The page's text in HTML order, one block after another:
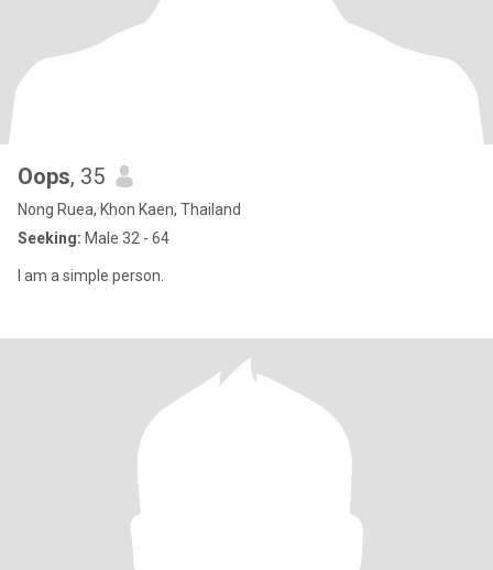
Oops, 35
Nong Ruea, Khon Kaen, Thailand
Seeking: Male 32 - 64
I am a simple person.